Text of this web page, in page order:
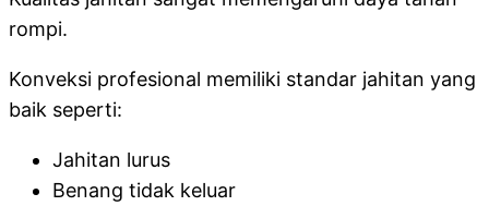
rompi.
Konveksi profesional memiliki standar jahitan yang
baik seperti:
Jahitan lurus
Benang tidak keluar